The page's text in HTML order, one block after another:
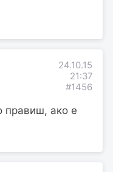
24.10.15
21:37
#1456
правиш, ако е